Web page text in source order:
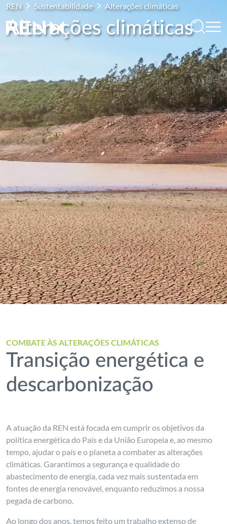
REN Sustentabilidade Alterações climáticas
Alterações climáticas
COMBATE ÀS ALTERAÇÕES CLIMÁTICAS
Transição energética e
descarbonização
A atuação da REN está focada em cumprir os objetivos da
política energética do País e da União Europeia e, ao mesmo
tempo, ajudar o país e o planeta a combater as alterações
climáticas. Garantimos a segurança e qualidade do
abastecimento de energia, cada vez mais sustentada em
fontes de energia renovável, enquanto reduzimos a nossa
pegada de carbono.
Ao longo dos anos, temos feito um trabalho extenso de